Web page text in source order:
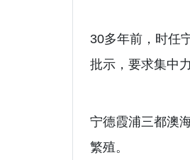
30多年前，时任
批示，要求集中
宁德霞浦三都澳
繁殖。